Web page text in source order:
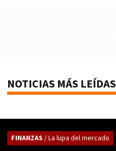
NOTICIAS MÁS LEÍDAS
FINANZAS / La lupa del mercado